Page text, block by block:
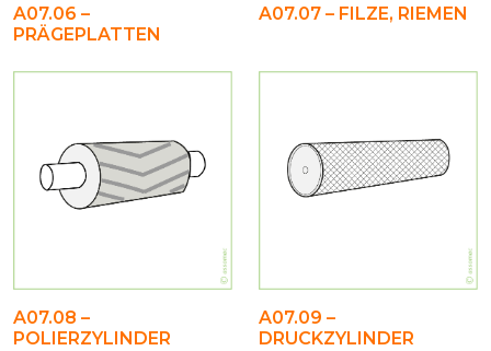
A07.06 –
PRÄGEPLATTEN
A07.07 – FILZE, RIEMEN
A07.08 –
POLIERZYLINDER
A07.09 –
DRUCKZYLINDER